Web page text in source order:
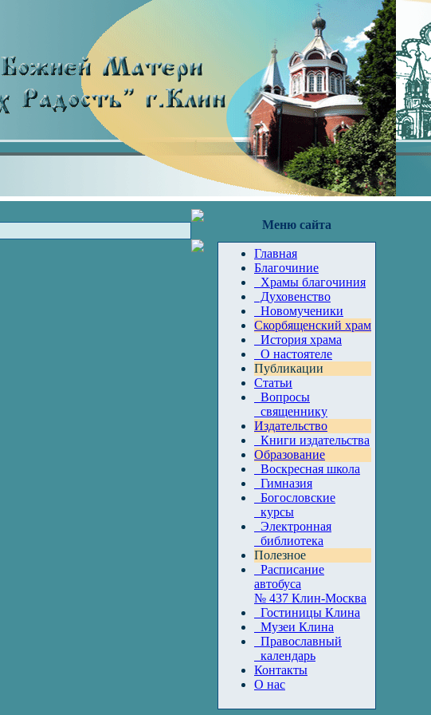
Меню сайта
Главная
Благочиние
Храмы благочиния
Духовенство
Новомученики
Скорбященский храм
История храма
О настоятеле
Публикации
Статьи
Вопросы
священнику
Издательство
Книги издательства
Образование
Воскресная школа
Гимназия
Богословские
курсы
Электронная
библиотека
Полезное
Расписание
автобуса
№ 437 Клин-Москва
Гостиницы Клина
Музеи Клина
Православный
календарь
Контакты
О нас